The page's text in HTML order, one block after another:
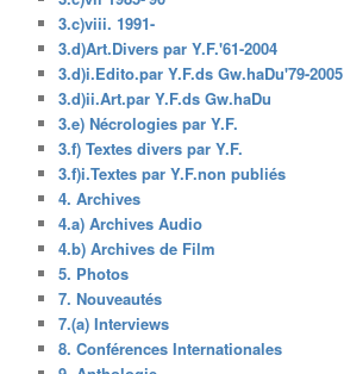
3.c)viii. 1991-
3.d)Art.Divers par Y.F.'61-2004
3.d)i.Edito.par Y.F.ds Gw.haDu'79-2005
3.d)ii.Art.par Y.F.ds Gw.haDu
3.e) Nécrologies par Y.F.
3.f) Textes divers par Y.F.
3.f)i.Textes par Y.F.non publiés
4. Archives
4.a) Archives Audio
4.b) Archives de Film
5. Photos
7. Nouveautés
7.(a) Interviews
8. Conférences Internationales